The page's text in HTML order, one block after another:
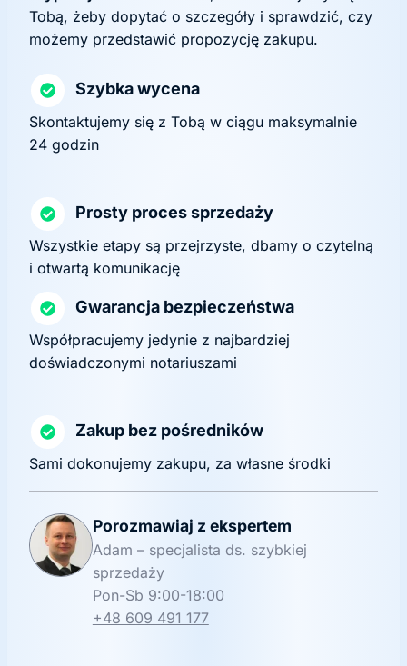
Tobą, żeby dopytać o szczegóły i sprawdzić, czy
możemy przedstawić propozycję zakupu.
Szybka wycena
Skontaktujemy się z Tobą w ciągu maksymalnie
24 godzin
Prosty proces sprzedaży
Wszystkie etapy są przejrzyste, dbamy o czytelną
i otwartą komunikację
Gwarancja bezpieczeństwa
Współpracujemy jedynie z najbardziej
doświadczonymi notariuszami
Zakup bez pośredników
Sami dokonujemy zakupu, za własne środki
Porozmawiaj z ekspertem
Adam – specjalista ds. szybkiej
sprzedaży
Pon-Sb 9:00-18:00
+48 609 491 177